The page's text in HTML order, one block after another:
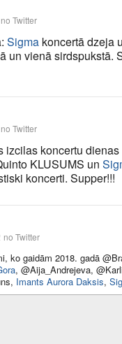
no Twitter
Sigma koncertā dzeja
un vienā sirdspukstā.
no Twitter
izcilas koncertu
KLUSUMS un
koncerti. Supper!!!
no Twitter
ko gaidām 2018. gadā
, @Aija_Andrejeva,
Imants Aurora Daksis,